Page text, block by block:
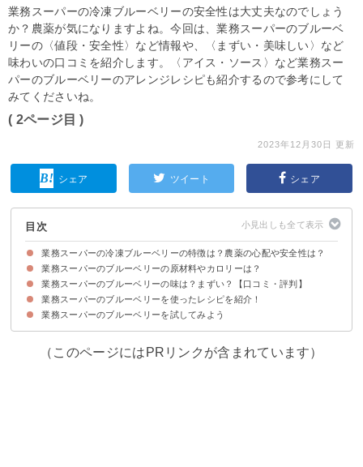
業務スーパーの冷凍ブルーベリーの安全性は大丈夫なのでしょう
か？農薬が気になりますよね。今回は、業務スーパーのブルーベ
リーの〈値段・安全性〉など情報や、〈まずい・美味しい〉など
味わいの口コミを紹介します。〈アイス・ソース〉など業務スー
パーのブルーベリーのアレンジレシピも紹介するので参考にして
みてくださいね。
( 2ページ目 )
2023年12月30日 更新
シェア ツイート シェア
目次
業務スーパーの冷凍ブルーベリーの特徴は？農薬の心配や安全性は？
値段など業務スーパーのブルーベリーの商品情報
業務スーパーのブルーベリーは安全性・農薬も問題なし
業務スーパーのブルーベリーの原材料やカロリーは？
業務スーパーのブルーベリーの原材料
業務スーパーのブルーベリーのカロリー・糖質など栄養成分
業務スーパーのブルーベリーの味は？まずい？【口コミ・評判】
業務スーパーのブルーベリーの味わい・食感
口コミ①業務スーパーのブルーベリーを美味しいと感じる人の口コミ
口コミ②業務スーパーのブルーベリーをまずいと感じる人の口コミ
業務スーパーのブルーベリーを使ったレシピを紹介！
①ブルーベリーラッシー
②乳製品不使用のアイス
③ブルーベリーソース
④レアチーズケーキ
⑤ゼリームースケーキ
業務スーパーのブルーベリーを試してみよう
（このページにはPRリンクが含まれています）